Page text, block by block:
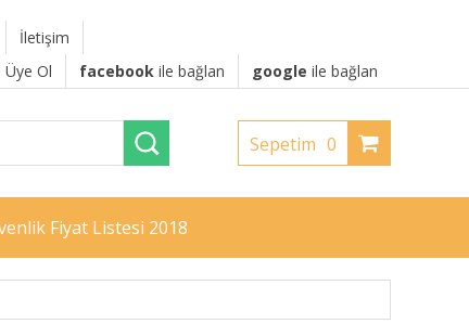
İletişim
Üye Ol facebook ile bağlan google ile bağlan
Sepetim 0
Fiyat Listesi 2018